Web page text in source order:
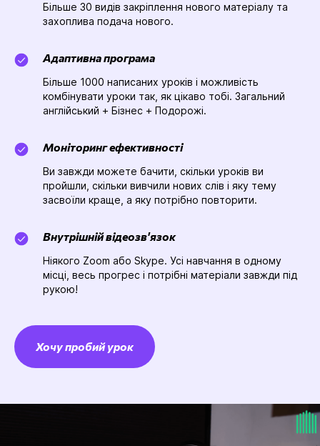
Більше 30 видів закріплення нового матеріалу та
захоплива подача нового.
Адаптивна програма
Більше 1000 написаних уроків і можливість
комбінувати уроки так, як цікаво тобі. Загальний
англійський + Бізнес + Подорожі.
Моніторинг ефективності
Ви завжди можете бачити, скільки уроків ви
пройшли, скільки вивчили нових слів і яку тему
засвоїли краще, а яку потрібно повторити.
Внутрішній відеозв'язок
Ніякого Zoom або Skype. Усі навчання в одному
місці, весь прогрес і потрібні матеріали завжди під
рукою!
Хочу пробий урок